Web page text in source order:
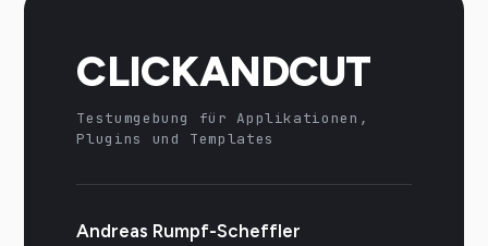
CLICKANDCUT
Testumgebung für Applikationen,
Plugins und Templates
Andreas Rumpf-Scheffler